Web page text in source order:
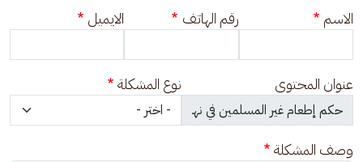
الاسم
رقم الهاتف الايميل
عنوان المحتوى نوع المشكلة
وصف المشكلة